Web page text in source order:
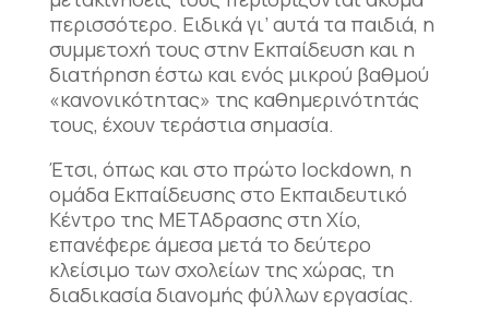
περισσότερο. Ειδικά γι’ αυτά τα παιδιά, η
συμμετοχή τους στην Εκπαίδευση και η
διατήρηση έστω και ενός μικρού βαθμού
«κανονικότητας» της καθημερινότητάς
τους, έχουν τεράστια σημασία.
Έτσι, όπως και στο πρώτο lockdown, η
ομάδα Εκπαίδευσης στο Εκπαιδευτικό
Κέντρο της ΜΕΤΑδρασης στη Χίο,
επανέφερε άμεσα μετά το δεύτερο
κλείσιμο των σχολείων της χώρας, τη
διαδικασία διανομής φύλλων εργασίας.